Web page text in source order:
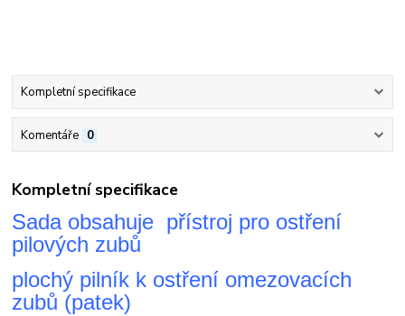
Kompletní specifikace
Komentáře 0
Kompletní specifikace
Sada obsahuje přístroj pro ostření
pilových zubů
plochý pilník k ostření omezovacích
zubů (patek)